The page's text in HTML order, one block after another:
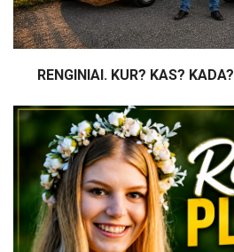
RENGINIAI. KUR? KAS? KADA?